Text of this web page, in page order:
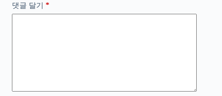
댓글 달기 *